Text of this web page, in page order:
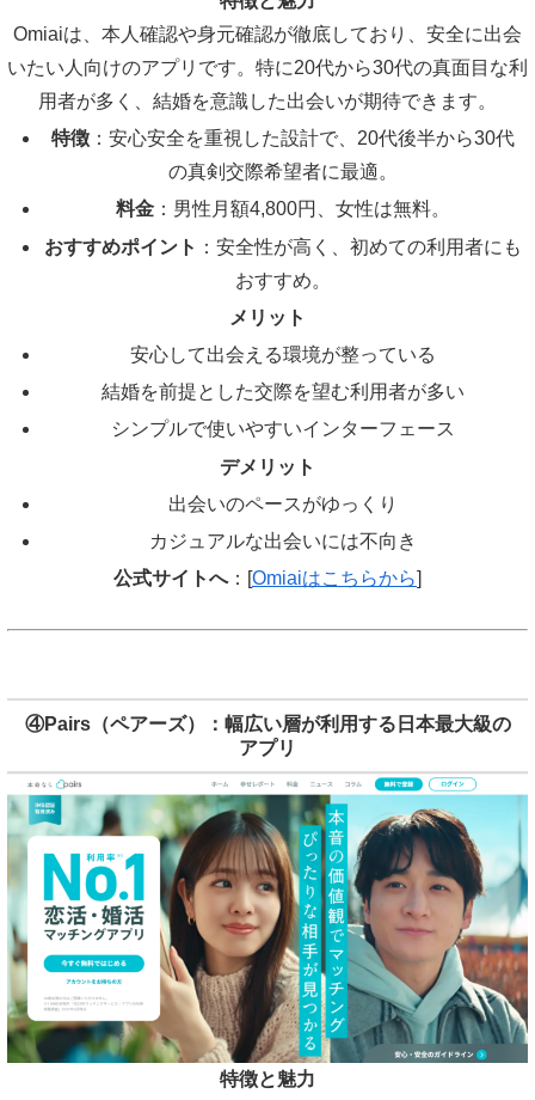
Omiaiは、本人確認や身元確認が徹底しており、安全に出会
いたい人向けのアプリです。特に20代から30代の真面目な利
用者が多く、結婚を意識した出会いが期待できます。
特徴 ：安心安全を重視した設計で、20代後半から30代
の真剣交際希望者に最適。
料金 ：男性月額4,800円、女性は無料。
おすすめポイント ：安全性が高く、初めての利用者にも
おすすめ。
メリット
安心して出会える環境が整っている
結婚を前提とした交際を望む利用者が多い
シンプルで使いやすいインターフェース
デメリット
出会いのペースがゆっくり
カジュアルな出会いには不向き
公式サイトへ：[Omiaiはこちらから]
④Pairs（ペアーズ）：幅広い層が利用する日本最大級の
アプリ
特徴と魅力